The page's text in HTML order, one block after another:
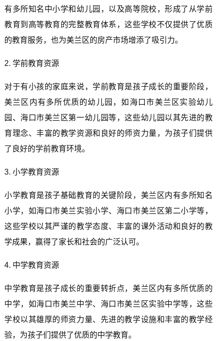
有多所知名中小学和幼儿园，以及高等院校，形成了从学前
教育到高等教育的完整教育体系，这些学校不仅提供了优质
的教育服务，也为美兰区的房产市场增添了吸引力。
2. 学前教育资源
对于有小孩的家庭来说，学前教育是孩子成长的重要阶段，
美兰区内有多所优质的幼儿园，如海口市美兰区实验幼儿
园、海口市美兰区第一幼儿园等，这些幼儿园以其先进的教
育理念、丰富的教学资源和良好的师资力量，为孩子们提供
了良好的学前教育环境。
3. 小学教育资源
小学教育是孩子基础教育的关键阶段，美兰区内有多所知名
小学，如海口市美兰实验小学、海口市美兰区第二小学等，
这些学校以其严谨的教学态度、丰富的课外活动和良好的教
学成果，赢得了家长和社会的广泛认可。
4. 中学教育资源
中学教育是孩子成长的重要转折点，美兰区内有多所优质的
中学，如海口市美兰中学、海口市美兰区实验中学等，这些
学校以其雄厚的师资力量、先进的教学设施和丰富的教学经
验，为孩子们提供了优质的中学教育。